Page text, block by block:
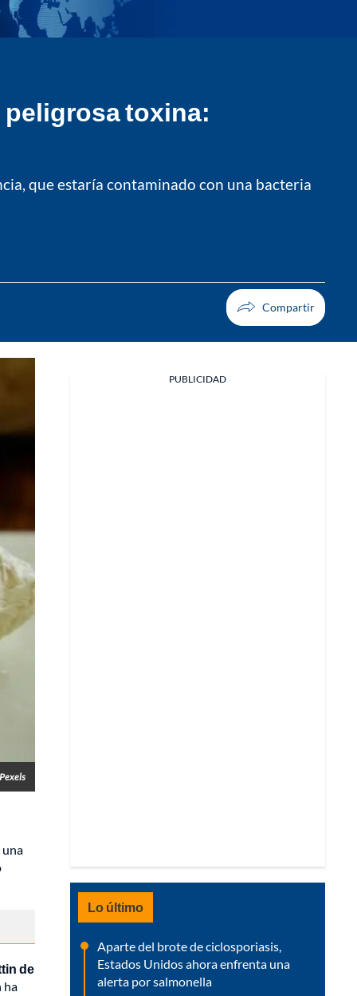
toxina:
que estaría contaminado con una bacteria
Pexels
una
de
ha
PUBLICIDAD
Lo último
Aparte del brote de ciclosporiasis,
Estados Unidos ahora enfrenta una
alerta por salmonella